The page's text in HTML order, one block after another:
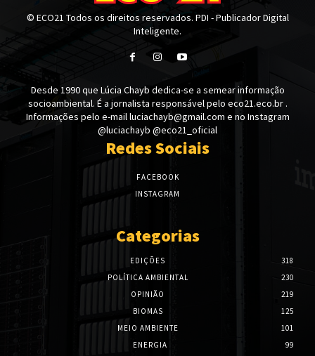
© ECO21 Todos os direitos reservados. PDI - Publicador Digital
Inteligente.
Desde 1990 que Lúcia Chayb dedica-se a semear informação
socioambiental. É a jornalista responsável pelo eco21.eco.br .
Informações pelo e-mail luciachayb@gmail.com e no Instagram
@luciachayb @eco21_oficial
Redes Sociais
FACEBOOK
INSTAGRAM
Categorias
EDIÇÕES
318
POLÍTICA AMBIENTAL
230
OPINIÃO
219
BIOMAS
125
MEIO AMBIENTE
101
ENERGIA
99